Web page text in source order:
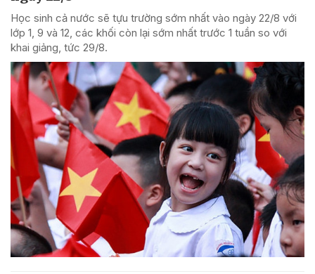
Học sinh cả nước sẽ tựu trường sớm nhất vào ngày 22/8 với
lớp 1, 9 và 12, các khối còn lại sớm nhất trước 1 tuần so với
khai giảng, tức 29/8.